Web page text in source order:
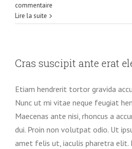
commentaire
Lire la suite
Cras suscipit ante erat
Etiam hendrerit tortor gravida
Nunc ut mi vitae neque feugiat
Maecenas ante nisi, rhoncus a
dui. Proin non volutpat odio. Ut
amet felis ut, iaculis pharetra elit.